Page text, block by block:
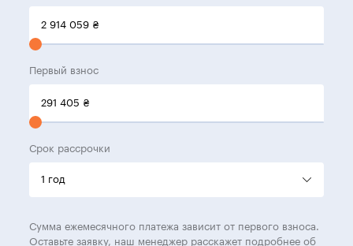
2 914 059 ₴
Первый взнос
291 405 ₴
Срок рассрочки
Сумма ежемесячного платежа зависит от первого взноса.
Оставьте заявку, наш менеджер расскажет подробнее об